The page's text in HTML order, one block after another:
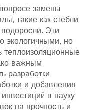
замены
такие как стебли
Эти
экологичными, но
теплоизоляционные
важным
разработки
и добавления
в науку
на прочность и